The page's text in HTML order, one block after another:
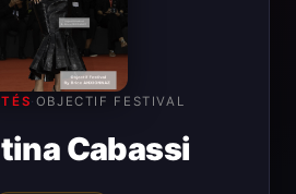
· OBJECTIF FESTIVAL
Cabassi